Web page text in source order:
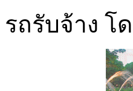
รถรับจ้าง โ